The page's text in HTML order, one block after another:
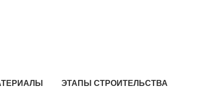
ЭТАПЫ СТРОИТЕЛЬСТВА